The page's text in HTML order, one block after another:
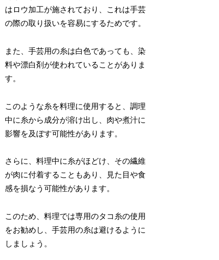
はロウ加工が施されており、これは手芸
の際の取り扱いを容易にするためです。
また、手芸用の糸は白色であっても、染
料や漂白剤が使われていることがありま
す。
このような糸を料理に使用すると、調理
中に糸から成分が溶け出し、肉や煮汁に
影響を及ぼす可能性があります。
さらに、料理中に糸がほどけ、その繊維
が肉に付着することもあり、見た目や食
感を損なう可能性があります。
このため、料理では専用のタコ糸の使用
をお勧めし、手芸用の糸は避けるように
しましょう。